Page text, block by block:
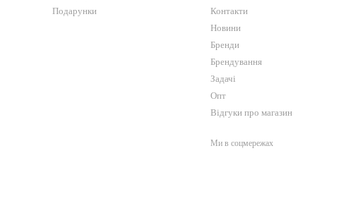
Подарунки
Контакти
Новини
Бренди
Брендування
Задачі
Опт
Відгуки про магазин
Ми в соцмережах